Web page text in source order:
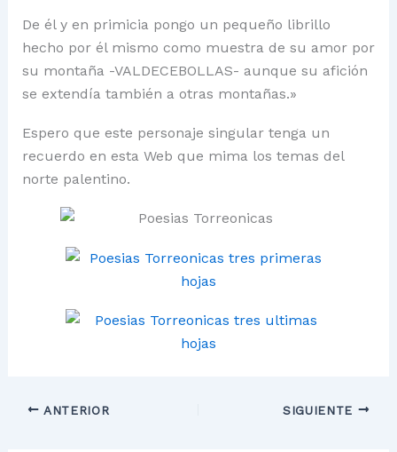
De él y en primicia pongo un pequeño librillo
hecho por él mismo como muestra de su amor por
su montaña -VALDECEBOLLAS- aunque su afición
se extendía también a otras montañas.»
Espero que este personaje singular tenga un
recuerdo en esta Web que mima los temas del
norte palentino.
ANTERIOR SIGUIENTE